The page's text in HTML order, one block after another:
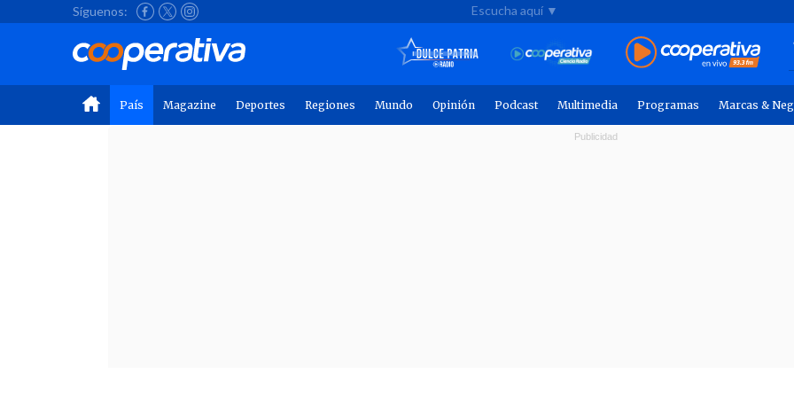
Síguenos: Escucha aquí ▼
País Magazine Deportes Regiones Mundo Opinión Podcast Multimedia Programas Marcas &